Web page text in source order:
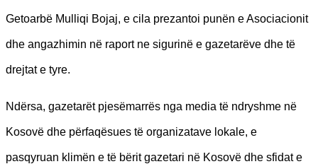
Getoarbë Mulliqi Bojaj, e cila prezantoi punën e Asociacionit
dhe angazhimin në raport ne sigurinë e gazetarëve dhe të
drejtat e tyre.
Ndërsa, gazetarët pjesëmarrës nga media të ndryshme në
Kosovë dhe përfaqësues të organizatave lokale, e
pasqyruan klimën e të bërit gazetari në Kosovë dhe sfidat e